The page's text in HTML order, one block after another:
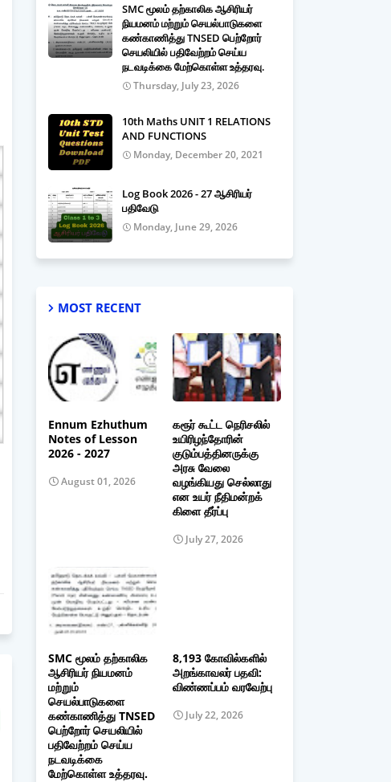
SMC மூலம் தற்காலிக ஆசிரியர்
நியமனம் மற்றும் செயல்பாடுகளை
கண்காணித்து TNSED பெற்றோர்
செயலியில் பதிவேற்றம் செய்ய
நடவடிக்கை மேற்கொள்ள உத்தரவு.
Thursday, July 23, 2026
10th Maths UNIT 1 RELATIONS
AND FUNCTIONS
Monday, December 20, 2021
Log Book 2026 - 27 ஆசிரியர்
பதிவேடு
Monday, June 29, 2026
MOST RECENT
Ennum Ezhuthum
Notes of Lesson
2026 - 2027
August 01, 2026
கரூர் கூட்ட நெரிசலில்
உயிரிழந்தோரின்
குடும்பத்தினருக்கு
அரசு வேலை
வழங்கியது செல்லாது
என உயர் நீதிமன்றக்
கிளை தீர்ப்பு
July 27, 2026
SMC மூலம் தற்காலிக
ஆசிரியர் நியமனம்
மற்றும்
செயல்பாடுகளை
கண்காணித்து TNSED
பெற்றோர் செயலியில்
பதிவேற்றம் செய்ய
நடவடிக்கை
மேற்கொள்ள உத்தரவு.
8,193 கோவில்களில்
அறங்காவலர் பதவி:
விண்ணப்பம் வரவேற்பு
July 22, 2026